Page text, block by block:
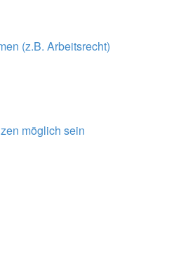
(z.B. Arbeitsrecht)
möglich sein